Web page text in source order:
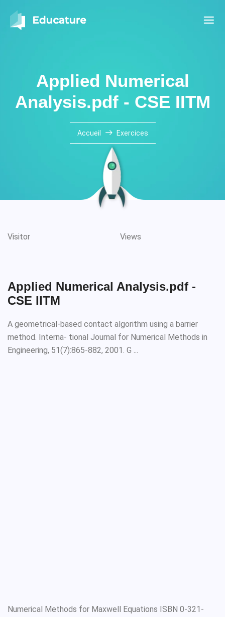
Applied Numerical
Analysis.pdf - CSE IITM
Accueil Exercices
Visitor Views
Applied Numerical Analysis.pdf -
CSE IITM
A geometrical-based contact algorithm using a barrier
method. Interna- tional Journal for Numerical Methods in
Engineering, 51(7):865-882, 2001. G ...
Numerical Methods for Maxwell Equations ISBN 0-321-